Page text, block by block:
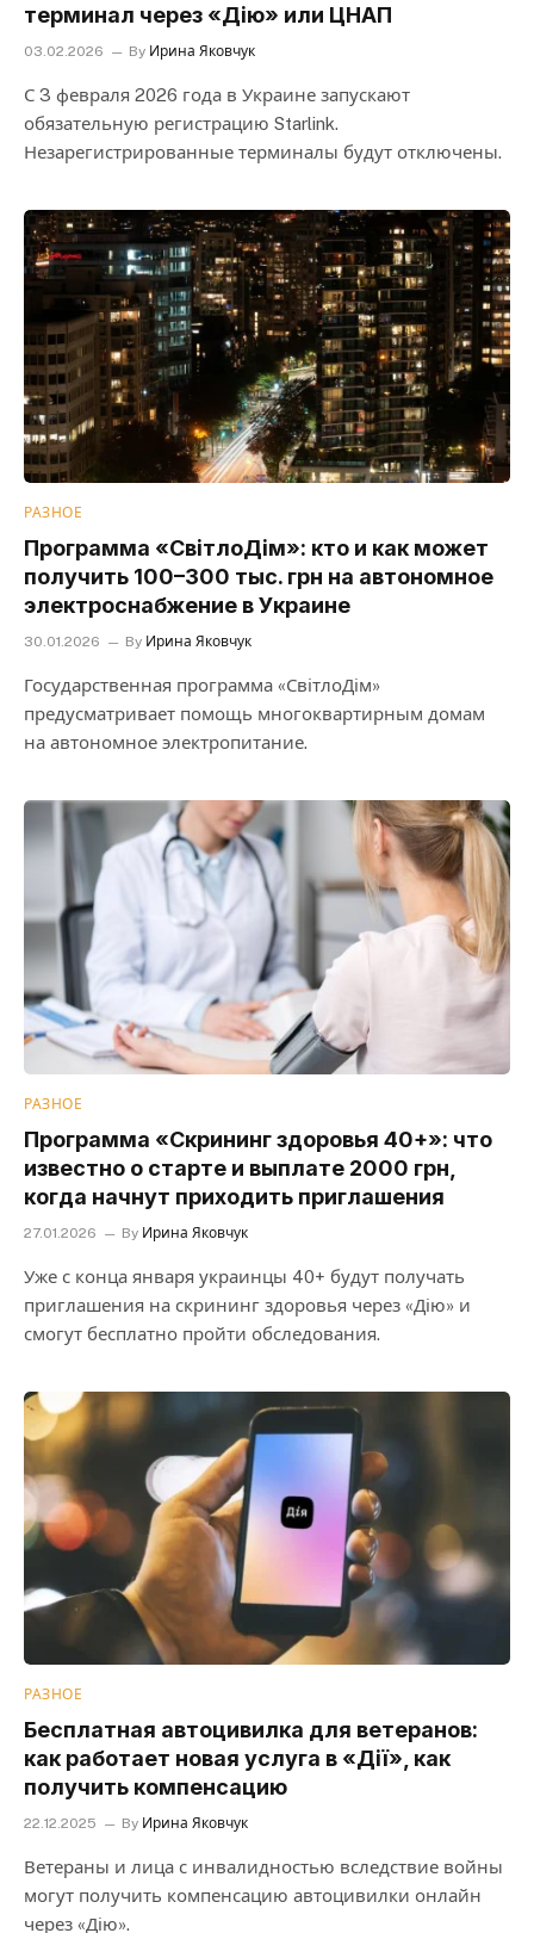
терминал через «Дію» или ЦНАП
03.02.2026 By Ирина Яковчук
С 3 февраля 2026 года в Украине запускают
обязательную регистрацию Starlink.
Незарегистрированные терминалы будут отключены.
РАЗНОЕ
Программа «СвітлоДім»: кто и как может
получить 100–300 тыс. грн на автономное
электроснабжение в Украине
30.01.2026 By Ирина Яковчук
Государственная программа «СвітлоДім»
предусматривает помощь многоквартирным домам
на автономное электропитание.
РАЗНОЕ
Программа «Скрининг здоровья 40+»: что
известно о старте и выплате 2000 грн,
когда начнут приходить приглашения
27.01.2026 By Ирина Яковчук
Уже с конца января украинцы 40+ будут получать
приглашения на скрининг здоровья через «Дію» и
смогут бесплатно пройти обследования.
РАЗНОЕ
Бесплатная автоцивилка для ветеранов:
как работает новая услуга в «Дії», как
получить компенсацию
22.12.2025 By Ирина Яковчук
Ветераны и лица с инвалидностью вследствие войны
могут получить компенсацию автоцивилки онлайн
через «Дію».